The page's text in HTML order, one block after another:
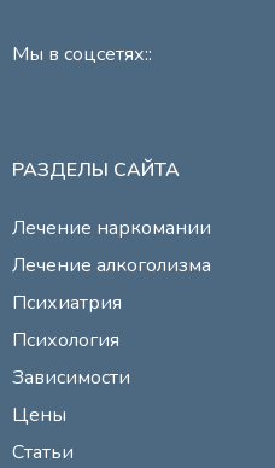
Мы в соцсетях::
РАЗДЕЛЫ САЙТА
Лечение наркомании
Лечение алкоголизма
Психиатрия
Психология
Зависимости
Цены
Статьи